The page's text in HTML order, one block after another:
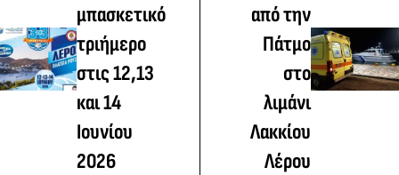
μπασκετικό
τριήμερο
στις 12,13
και 14
Ιουνίου
2026
από την
Πάτμο
στο
λιμάνι
Λακκίου
Λέρου